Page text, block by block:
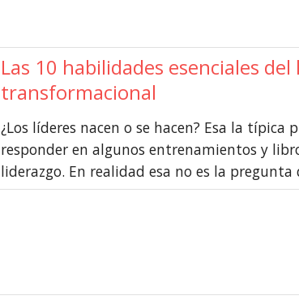
Las 10 habilidades esenciales del
transformacional
¿Los líderes nacen o se hacen? Esa la típica
responder en algunos entrenamientos y
liderazgo. En realidad esa no es la pregunta